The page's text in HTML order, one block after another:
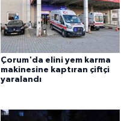
Çorum'da elini yem karma
makinesine kaptıran çiftçi
yaralandı